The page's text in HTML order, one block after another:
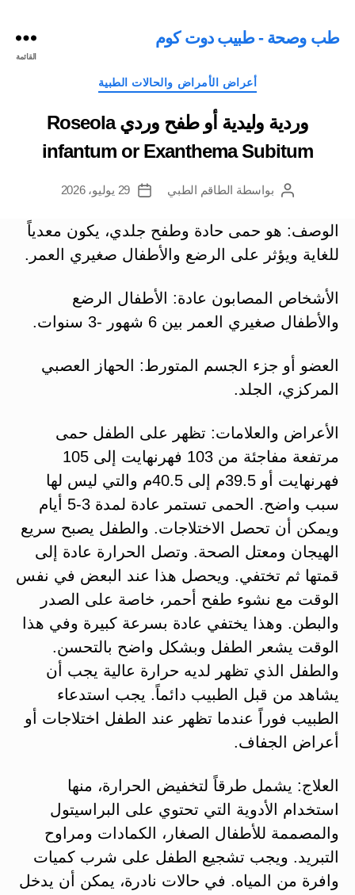
طب وصحة - طبيب دوت كوم
القائمة
التصنيفات
أعراض الأمراض والحالات الطبية
وردية وليدية أو طفح وردي Roseola
infantum or Exanthema Subitum
كاتببواسطة الطاقم الطبي
تاريخ
29 يوليو، 2026
الوصف: هو حمى حادة وطفح جلدي، يكون معدياً
للغاية ويؤثر على الرضع والأطفال صغيري العمر.
الأشخاص المصابون عادة: الأطفال الرضع
والأطفال صغيري العمر بين 6 شهور -3 سنوات.
العضو أو جزء الجسم المتورط: الحهاز العصبي
المركزي، الجلد.
الأعراض والعلامات: تظهر على الطفل حمى
مرتفعة مفاجئة من 103 فهرنهايت إلى 105
فهرنهايت أو 39.5م إلى 40.5م والتي ليس لها
سبب واضح. الحمى تستمر عادة لمدة 3-5 أيام
ويمكن أن تحصل الاختلاجات. والطفل يصبح سريع
الهيجان ومعتل الصحة. وتصل الحرارة عادة إلى
قمتها ثم تختفي. ويحصل هذا عند البعض في نفس
الوقت مع نشوء طفح أحمر، خاصة على الصدر
والبطن. وهذا يختفي عادة بسرعة كبيرة وفي هذا
الوقت يشعر الطفل وبشكل واضح بالتحسن.
والطفل الذي تظهر لديه حرارة عالية يجب أن
يشاهد من قبل الطبيب دائماً. يجب استدعاء
الطبيب فوراً عندما تظهر عند الطفل اختلاجات أو
أعراض الجفاف.
العلاج: يشمل طرقاً لتخفيض الحرارة، منها
استخدام الأدوية التي تحتوي على البراسيتول
والمصممة للأطفال الصغار، الكمادات ومراوح
التبريد. ويجب تشجيع الطفل على شرب كميات
وافرة من المياه. في حالات نادرة، يمكن أن يدخل